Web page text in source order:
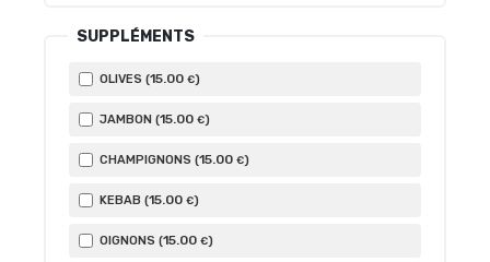
SUPPLÉMENTS
OLIVES (15.00 €)
JAMBON (15.00 €)
CHAMPIGNONS (15.00 €)
KEBAB (15.00 €)
OIGNONS (15.00 €)